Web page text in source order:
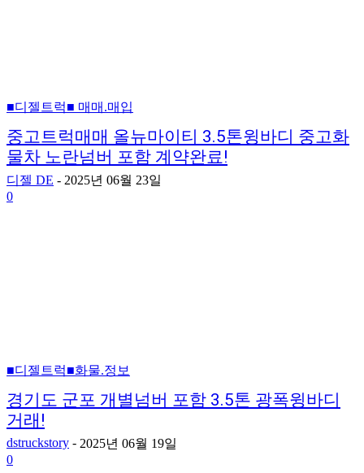
■디젤트럭■ 매매.매입
중고트럭매매 올뉴마이티 3.5톤윙바디 중고화
물차 노란넘버 포함 계약완료!
디젤 DE - 2025년 06월 23일
0
■디젤트럭■화물.정보
경기도 군포 개별넘버 포함 3.5톤 광폭윙바디
거래!
dstruckstory - 2025년 06월 19일
0